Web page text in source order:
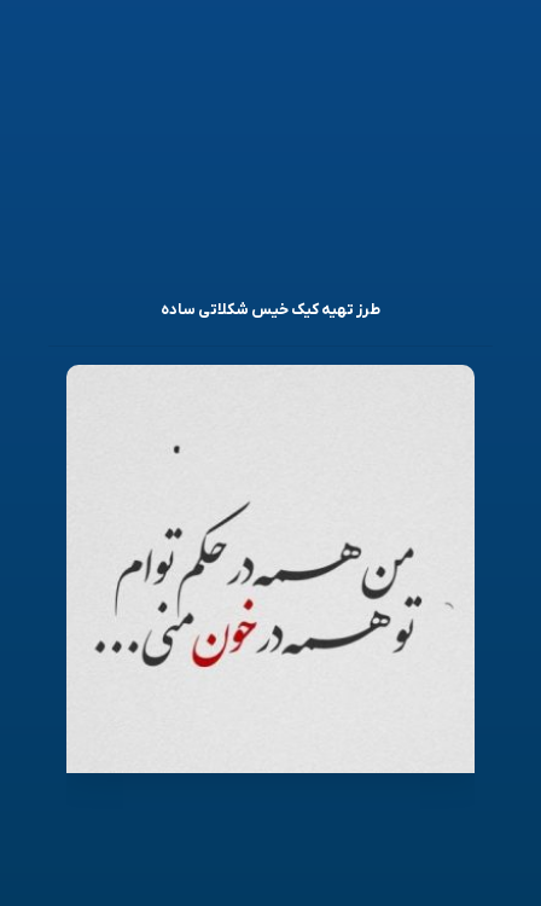
طرز تهیه کیک خیس شکلاتی ساده